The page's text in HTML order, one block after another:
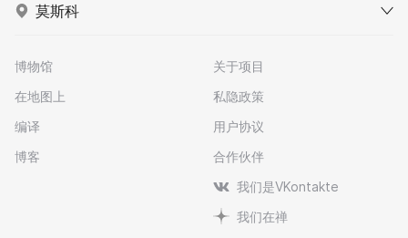
莫斯科
博物馆
在地图上
编译
博客
关于项目
私隐政策
用户协议
合作伙伴
我们是VKontakte
我们在禅